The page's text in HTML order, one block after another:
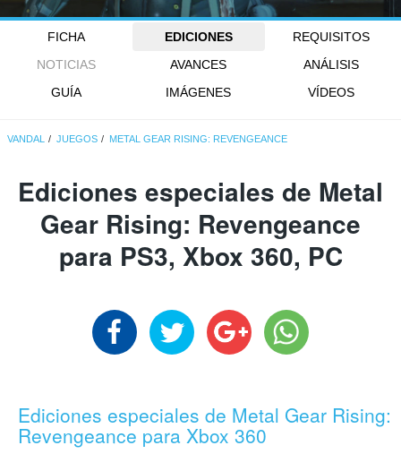
FICHA EDICIONES
REQUISITOS
NOTICIAS
AVANCES
ANÁLISIS
GUÍA
IMÁGENES VÍDEOS
VANDAL JUEGOS METAL GEAR RISING: REVENGEANCE
Ediciones especiales de Metal
Gear Rising: Revengeance
para PS3, Xbox 360, PC
Ediciones especiales de Metal Gear Rising:
Revengeance para Xbox 360